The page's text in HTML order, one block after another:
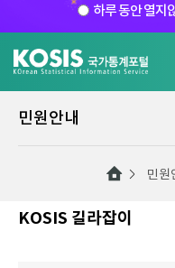
하루 동안 열지
민원안내
민원
KOSIS 길라잡이